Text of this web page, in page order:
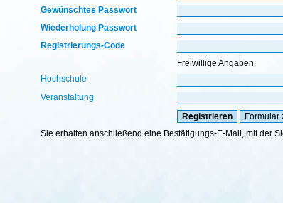
Gewünschtes Passwort
Wiederholung Passwort
Registrierungs-Code
Freiwillige Angaben:
Hochschule
Veranstaltung
Sie erhalten anschließend eine Bestätigungs-E-Mail, mit der